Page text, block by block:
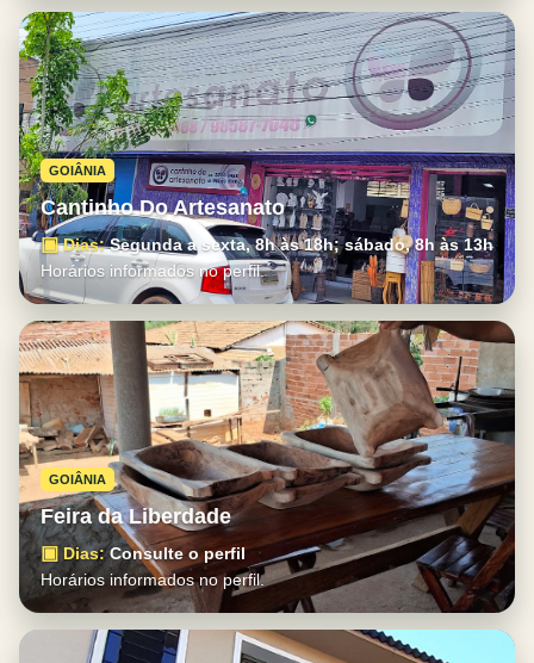
GOIÂNIA
Cantinho Do Artesanato
▣ Dias:Segunda a sexta, 8h às 18h; sábado, 8h às 13h
Horários informados no perfil.
GOIÂNIA
Feira da Liberdade
▣ Dias:Consulte o perfil
Horários informados no perfil.